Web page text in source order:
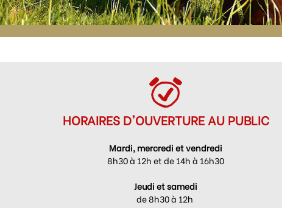
HORAIRES D'OUVERTURE AU PUBLIC
Mardi, mercredi et vendredi
8h30 à 12h et de 14h à 16h30
Jeudi et samedi
de 8h30 à 12h